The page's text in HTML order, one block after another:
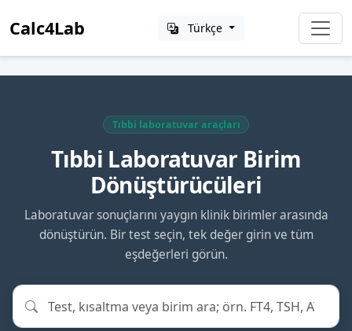
Calc4Lab Türkçe
Tıbbi laboratuvar araçları
Tıbbi Laboratuvar Birim
Dönüştürücüleri
Laboratuvar sonuçlarını yaygın klinik birimler arasında
dönüştürün. Bir test seçin, tek değer girin ve tüm
eşdeğerleri görün.